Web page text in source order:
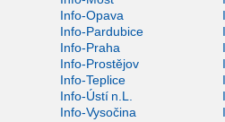
Info-Opava
Info-Pardubice
Info-Praha
Info-Prostějov
Info-Teplice
Info-Ústí n.L.
Info-Vysočina